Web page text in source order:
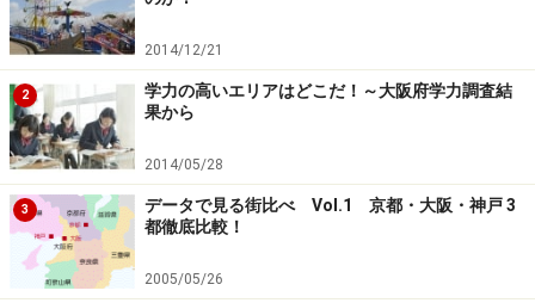
また、所得制限以外にも、3歳児以上の助成の内容が異
なっています。大阪市などは、3歳児以上でも、保険診
療による医療費の自己負担額(入院時の食事にかかる自己
負担金を含む)が助成されます。家庭の環境によって
も、“ベストな街”は違うようです。
このように、乳幼児医療費補助制度をひとつ見ても、自
治体の子育てに対する姿勢がうかがえます。子育て中世
代、子育て予定世代では、こういった制度も、「住みや
2014/12/21
2
学力の高いエリアはどこだ！～大阪府学力調査結
果から
2014/05/28
3
データで見る街比べ Vol.1 京都・大阪・神戸 3
都徹底比較！
2005/05/26